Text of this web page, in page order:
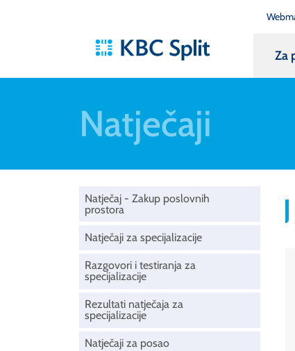
Za
Natječaji
Natječaj - Zakup poslovnih
prostora
Natječaji za specijalizacije
Razgovori i testiranja za
specijalizacije
Rezultati natječaja za
specijalizacije
Natječaji za posao